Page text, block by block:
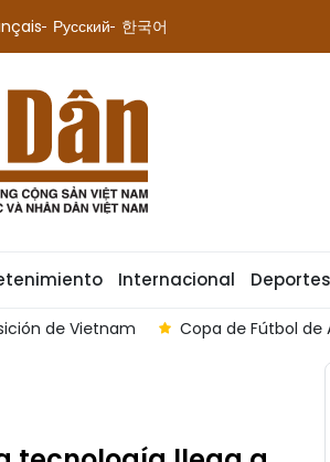
Русский 한국어
Internacional Deportes
de Vietnam Copa de Fútbol de